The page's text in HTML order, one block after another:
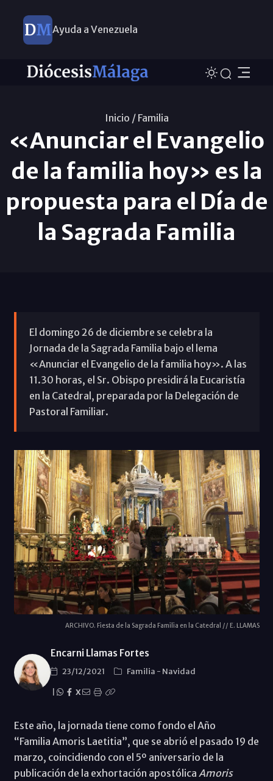
Ayuda a Venezuela
Inicio / Familia
«Anunciar el Evangelio
de la familia hoy» es la
propuesta para el Día de
la Sagrada Familia
El domingo 26 de diciembre se celebra la
Jornada de la Sagrada Familia bajo el lema
«Anunciar el Evangelio de la familia hoy». A las
11.30 horas, el Sr. Obispo presidirá la Eucaristía
en la Catedral, preparada por la Delegación de
Pastoral Familiar.
ARCHIVO. Fiesta de la Sagrada Familia en la Catedral // E. LLAMAS
Encarni Llamas Fortes
23/12/2021 Familia - Navidad
X
Este año, la jornada tiene como fondo el Año
“Familia Amoris Laetitia”, que se abrió el pasado 19 de
marzo, coincidiendo con el 5º aniversario de la
publicación de la exhortación apostólica Amoris